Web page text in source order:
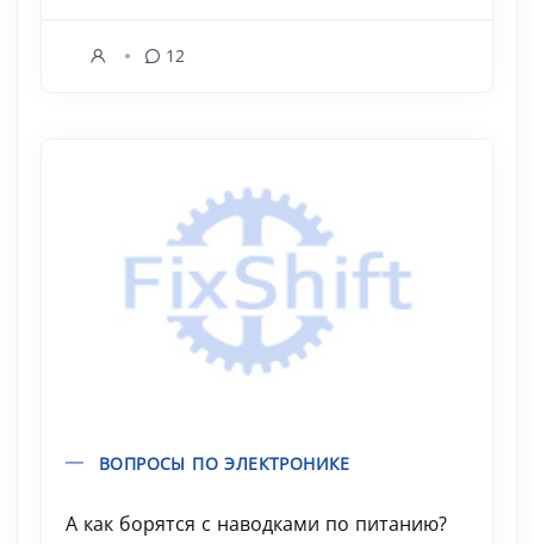
12
ВОПРОСЫ ПО ЭЛЕКТРОНИКЕ
А как борятся с наводками по питанию?